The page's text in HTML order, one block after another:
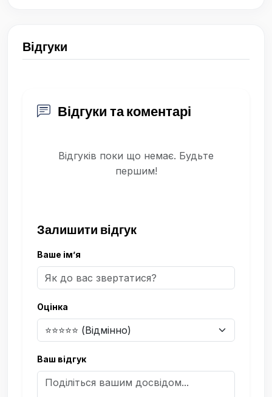
Відгуки
Відгуки та коментарі
Відгуків поки що немає. Будьте
першим!
Залишити відгук
Ваше ім’я
Оцінка
Ваш відгук